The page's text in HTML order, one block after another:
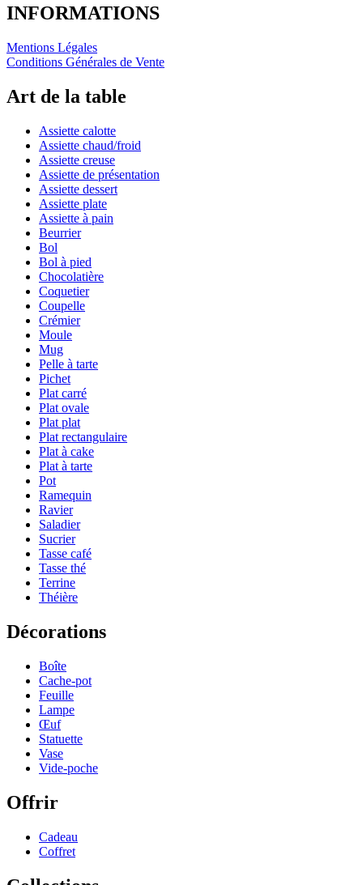
INFORMATIONS
Mentions Légales
Conditions Générales de Vente
Art de la table
Assiette calotte
Assiette chaud/froid
Assiette creuse
Assiette de présentation
Assiette dessert
Assiette plate
Assiette à pain
Beurrier
Bol
Bol à pied
Chocolatière
Coquetier
Coupelle
Crémier
Moule
Mug
Pelle à tarte
Pichet
Plat carré
Plat ovale
Plat plat
Plat rectangulaire
Plat à cake
Plat à tarte
Pot
Ramequin
Ravier
Saladier
Sucrier
Tasse café
Tasse thé
Terrine
Théière
Décorations
Boîte
Cache-pot
Feuille
Lampe
Œuf
Statuette
Vase
Vide-poche
Offrir
Cadeau
Coffret